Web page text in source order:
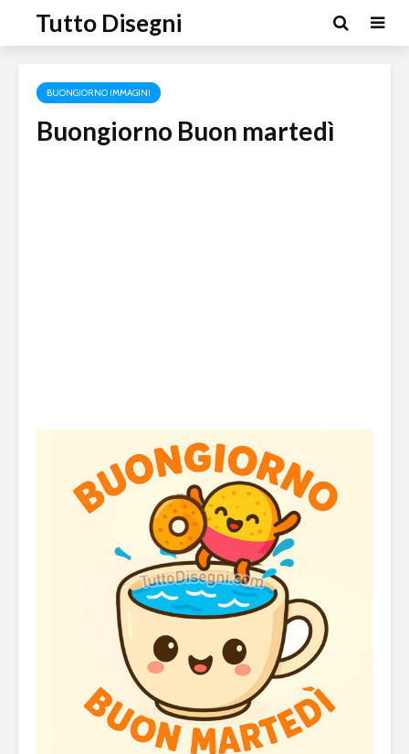
Tutto Disegni
BUONGIORNO IMMAGINI
Buongiorno Buon martedì